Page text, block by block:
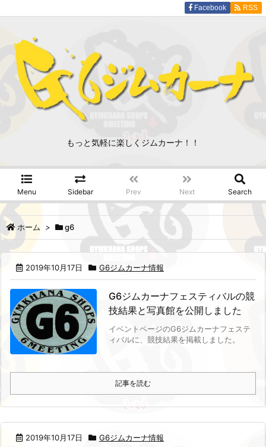
もっと気軽に楽しくジムカーナ！！
Menu Sidebar Prev Next Search
Facebook RSS
ホーム > g6
2019年10月17日 G6ジムカーナ情報
G6ジムカーナフェスティバルの競
技結果と写真館を公開しました
イベントページのG6ジムカーナフェステ
ィバルに、競技結果を掲載しました。
記事を読む
2019年10月17日 G6ジムカーナ情報